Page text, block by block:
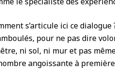
s’articule ici ce
pour ne pas dire
ni sol, ni mur et pas
angoissante à